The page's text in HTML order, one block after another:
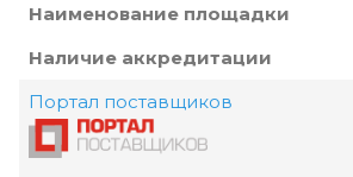
Наименование площадки
Наличие аккредитации
Портал поставщиков